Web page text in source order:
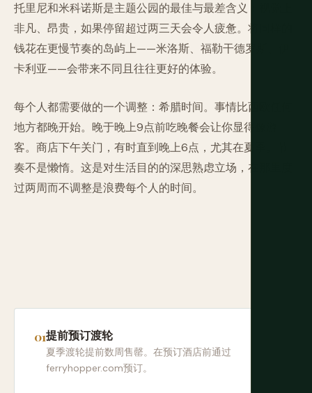
托里尼和米科诺斯是主题公园的最佳与最差含义：视觉上
非凡、昂贵，如果停留超过两三天会令人疲惫。将同样的
钱花在更慢节奏的岛屿上——米洛斯、福勒干德罗斯、伊
卡利亚——会带来不同且往往更好的体验。
每个人都需要做的一个调整：希腊时间。事情比西欧任何
地方都晚开始。晚于晚上9点前吃晚餐会让你显得像游
客。商店下午关门，有时直到晚上6点，尤其在夏季。节
奏不是懒惰。这是对生活目的的深思熟虑立场，在那里度
过两周而不调整是浪费每个人的时间。
提前预订渡轮
夏季渡轮提前数周售罄。在预订酒店前通过
ferryhopper.com预订。